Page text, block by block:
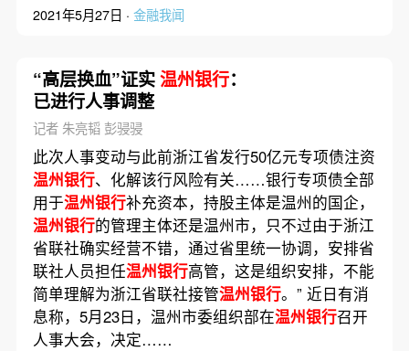
2021年5月27日 · 金融我闻
“高层换血”证实温州银行：
已进行人事调整
记者 朱亮韬 彭骎骎
此次人事变动与此前浙江省发行50亿元专项债注资
温州银行、化解该行风险有关……银行专项债全部
用于温州银行补充资本，持股主体是温州的国企，
温州银行的管理主体还是温州市，只不过由于浙江
省联社确实经营不错，通过省里统一协调，安排省
联社人员担任温州银行高管，这是组织安排，不能
简单理解为浙江省联社接管温州银行。” 近日有消
息称，5月23日，温州市委组织部在温州银行召开
人事大会，决定……